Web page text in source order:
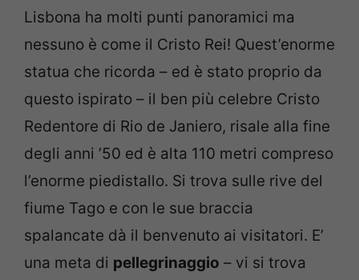
Lisbona ha molti punti panoramici ma
nessuno è come il Cristo Rei! Quest’enorme
statua che ricorda – ed è stato proprio da
questo ispirato – il ben più celebre Cristo
Redentore di Rio de Janiero, risale alla fine
degli anni ’50 ed è alta 110 metri compreso
l’enorme piedistallo. Si trova sulle rive del
fiume Tago e con le sue braccia
spalancate dà il benvenuto ai visitatori. E’
una meta di pellegrinaggio – vi si trova